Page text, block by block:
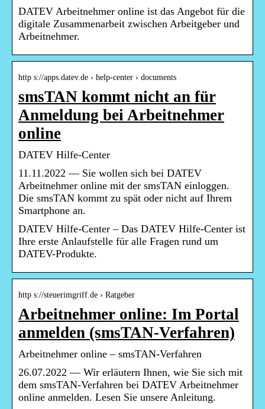
DATEV Arbeitnehmer online ist das Angebot für die
digitale Zusammenarbeit zwischen Arbeitgeber und
Arbeitnehmer.
http s://apps.datev.de › help-center › documents
smsTAN kommt nicht an für
Anmeldung bei Arbeitnehmer
online
DATEV Hilfe-Center
11.11.2022 — Sie wollen sich bei DATEV
Arbeitnehmer online mit der smsTAN einloggen.
Die smsTAN kommt zu spät oder nicht auf Ihrem
Smartphone an.
DATEV Hilfe-Center – Das DATEV Hilfe-Center ist
Ihre erste Anlaufstelle für alle Fragen rund um
DATEV-Produkte.
http s://steuerimgriff.de › Ratgeber
Arbeitnehmer online: Im Portal
anmelden (smsTAN-Verfahren)
Arbeitnehmer online – smsTAN-Verfahren
26.07.2022 — Wir erläutern Ihnen, wie Sie sich mit
dem smsTAN-Verfahren bei DATEV Arbeitnehmer
online anmelden. Lesen Sie unsere Anleitung.